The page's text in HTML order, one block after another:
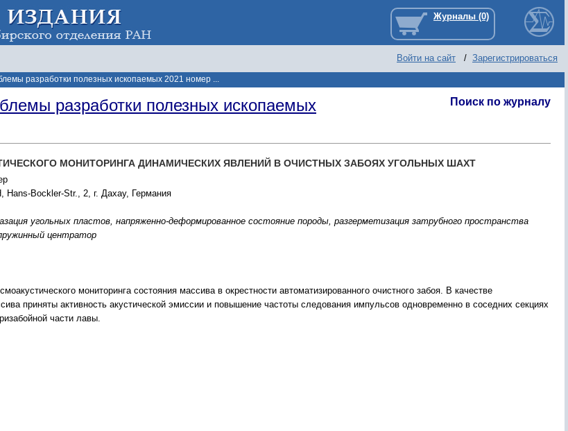
Войти на сайт / Зарегистрироваться
разработки полезных ископаемых 2021 номер ...
Поиск по журналу
разработки полезных ископаемых
МОНИТОРИНГА ДИНАМИЧЕСКИХ ЯВЛЕНИЙ В ОЧИСТНЫХ ЗАБОЯХ УГОЛЬНЫХ ШАХТ
Bockler-Str., 2, г. Дахау, Германия
угольных пластов, напряженно-деформированное состояние породы, разгерметизация затрубного пространства
центратор
мониторинга состояния массива в окрестности автоматизированного очистного забоя. В качестве
приняты активность акустической эмиссии и повышение частоты следования импульсов одновременно в соседних секциях
части лавы.